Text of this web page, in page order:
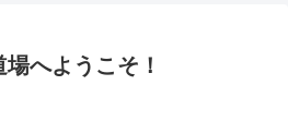
へようこそ！